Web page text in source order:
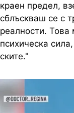
краен предел,
сблъскваш се с
реалности. Това
психическа
ските."